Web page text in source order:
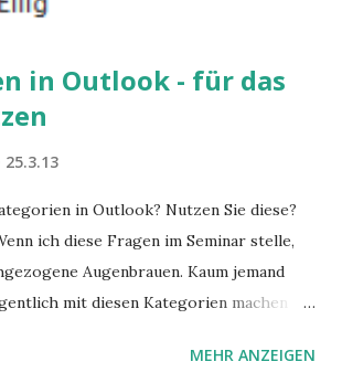
in Outlook - für das
25.3.13
in Outlook? Nutzen Sie diese?
ich diese Fragen im Seminar stelle,
Augenbrauen. Kaum jemand
mit diesen Kategorien machen
MEHR ANZEIGEN